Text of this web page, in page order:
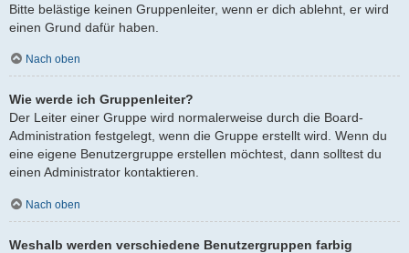
Bitte belästige keinen Gruppenleiter, wenn er dich ablehnt, er wird
einen Grund dafür haben.
Nach oben
Wie werde ich Gruppenleiter?
Der Leiter einer Gruppe wird normalerweise durch die Board-
Administration festgelegt, wenn die Gruppe erstellt wird. Wenn du
eine eigene Benutzergruppe erstellen möchtest, dann solltest du
einen Administrator kontaktieren.
Nach oben
Weshalb werden verschiedene Benutzergruppen farbig